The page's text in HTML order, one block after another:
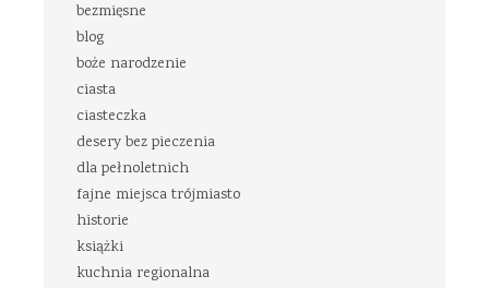
bezmięsne
blog
boże narodzenie
ciasta
ciasteczka
desery bez pieczenia
dla pełnoletnich
fajne miejsca trójmiasto
historie
książki
kuchnia regionalna